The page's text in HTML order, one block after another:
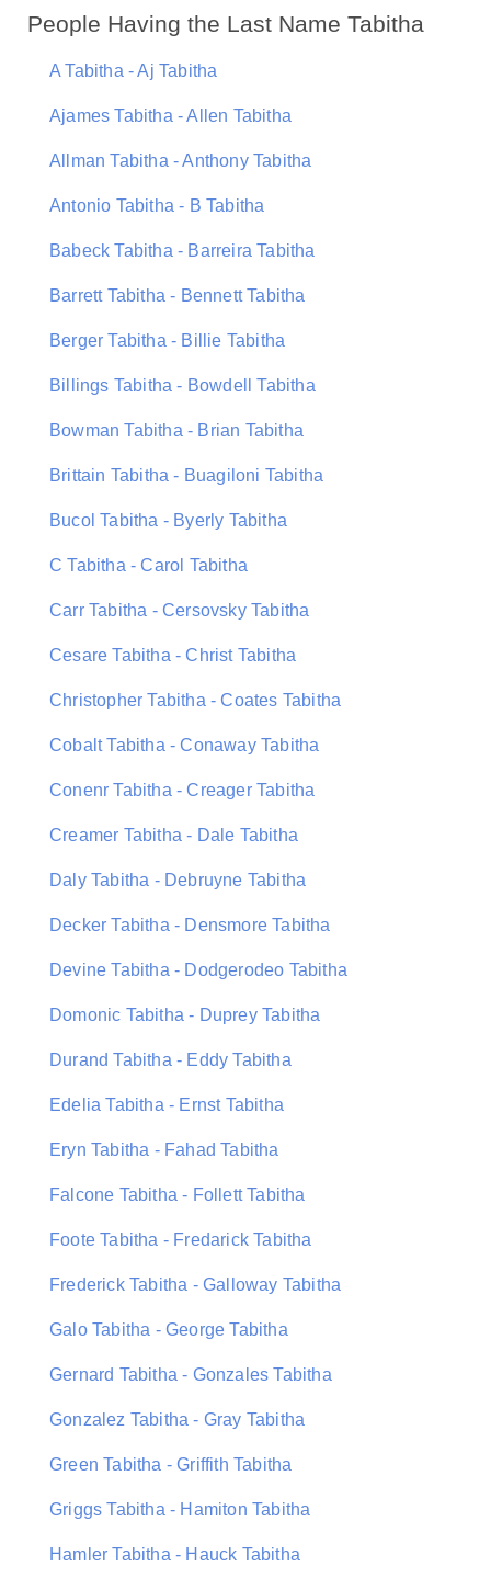
People Having the Last Name Tabitha
A Tabitha - Aj Tabitha
Ajames Tabitha - Allen Tabitha
Allman Tabitha - Anthony Tabitha
Antonio Tabitha - B Tabitha
Babeck Tabitha - Barreira Tabitha
Barrett Tabitha - Bennett Tabitha
Berger Tabitha - Billie Tabitha
Billings Tabitha - Bowdell Tabitha
Bowman Tabitha - Brian Tabitha
Brittain Tabitha - Buagiloni Tabitha
Bucol Tabitha - Byerly Tabitha
C Tabitha - Carol Tabitha
Carr Tabitha - Cersovsky Tabitha
Cesare Tabitha - Christ Tabitha
Christopher Tabitha - Coates Tabitha
Cobalt Tabitha - Conaway Tabitha
Conenr Tabitha - Creager Tabitha
Creamer Tabitha - Dale Tabitha
Daly Tabitha - Debruyne Tabitha
Decker Tabitha - Densmore Tabitha
Devine Tabitha - Dodgerodeo Tabitha
Domonic Tabitha - Duprey Tabitha
Durand Tabitha - Eddy Tabitha
Edelia Tabitha - Ernst Tabitha
Eryn Tabitha - Fahad Tabitha
Falcone Tabitha - Follett Tabitha
Foote Tabitha - Fredarick Tabitha
Frederick Tabitha - Galloway Tabitha
Galo Tabitha - George Tabitha
Gernard Tabitha - Gonzales Tabitha
Gonzalez Tabitha - Gray Tabitha
Green Tabitha - Griffith Tabitha
Griggs Tabitha - Hamiton Tabitha
Hamler Tabitha - Hauck Tabitha